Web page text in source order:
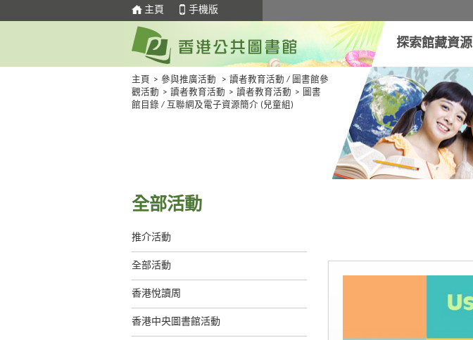
主頁 手機版
探索館藏資源
主頁 > 參與推廣活動 > 讀者教育活動 / 圖書館參
觀活動 > 讀者教育活動 > 讀者教育活動 > 圖書
館目錄 / 互聯網及電子資源簡介 (兒童組)
全部活動
推介活動
全部活動
香港悅讀周
香港中央圖書館活動